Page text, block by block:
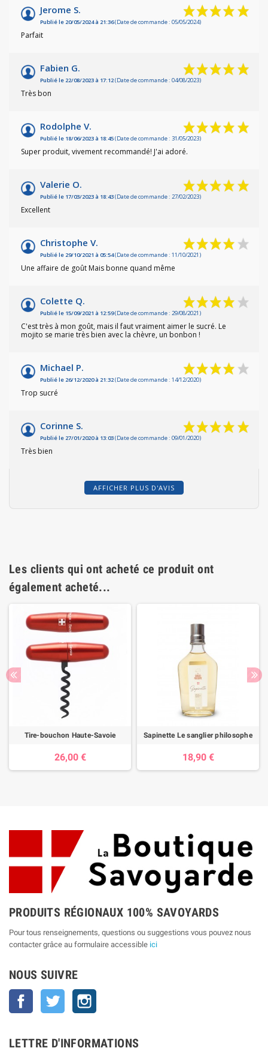
Jerome S.
Publié le 20/05/2024 à 21:36(Date de commande : 05/05/2024)
Parfait
Fabien G.
Publié le 22/08/2023 à 17:12(Date de commande : 04/08/2023)
Très bon
Rodolphe V.
Publié le 18/06/2023 à 18:45(Date de commande : 31/05/2023)
Super produit, vivement recommandé! J'ai adoré.
Valerie O.
Publié le 17/03/2023 à 18:43(Date de commande : 27/02/2023)
Excellent
Christophe V.
Publié le 29/10/2021 à 05:54(Date de commande : 11/10/2021)
Une affaire de goût Mais bonne quand même
Colette Q.
Publié le 15/09/2021 à 12:59(Date de commande : 29/08/2021)
C'est très à mon goût, mais il faut vraiment aimer le sucré. Le
mojito se marie très bien avec la chèvre, un bonbon !
Michael P.
Publié le 26/12/2020 à 21:32(Date de commande : 14/12/2020)
Trop sucré
Corinne S.
Publié le 27/01/2020 à 13:03(Date de commande : 09/01/2020)
Très bien
AFFICHER PLUS D'AVIS
Les clients qui ont acheté ce produit ont
également acheté...
Tire-bouchon Haute-Savoie
26,00 €
Sapinette Le sanglier philosophe
18,90 €
PRODUITS RÉGIONAUX 100% SAVOYARDS
Pour tous renseignements, questions ou suggestions vous pouvez nous
contacter grâce au formulaire accessible ici
NOUS SUIVRE
Facebook Twitter
LETTRE D'INFORMATIONS